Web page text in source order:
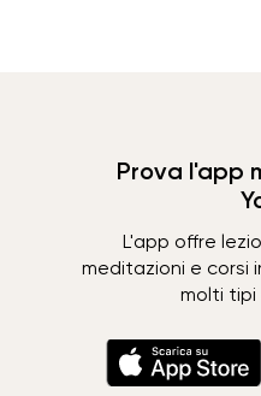
Prova l'app
L'app offre
meditazioni e corsi
molti tipi